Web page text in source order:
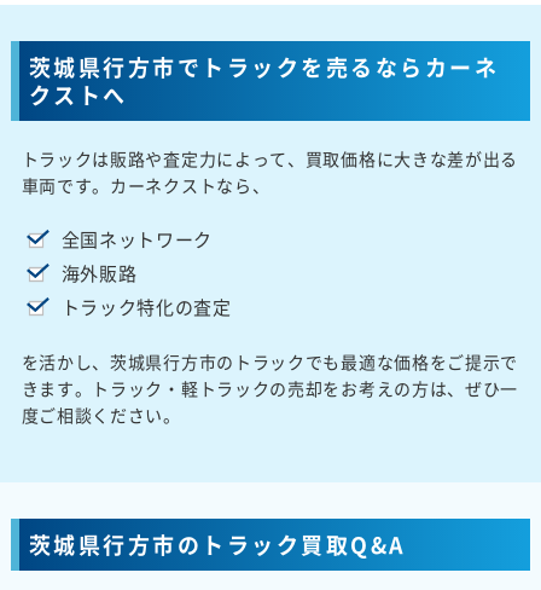
茨城県行方市でトラックを売るならカーネ
クストへ
トラックは販路や査定力によって、買取価格に大きな差が出る
車両です。カーネクストなら、
全国ネットワーク
海外販路
トラック特化の査定
を活かし、茨城県行方市のトラックでも最適な価格をご提示で
きます。トラック・軽トラックの売却をお考えの方は、ぜひ一
度ご相談ください。
茨城県行方市のトラック買取Q&A